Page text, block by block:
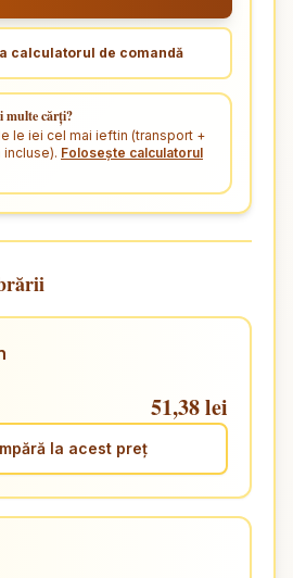
calculatorul de comandă
multe cărți?
le iei cel mai ieftin (transport +
incluse). Folosește calculatorul
51,38 lei
la acest preț